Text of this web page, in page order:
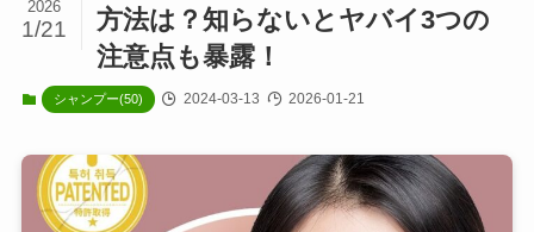
方法は？知らないとヤバイ3つの
注意点も暴露！
2026
1/21
シャンプー(50) 2024-03-13 2026-01-21